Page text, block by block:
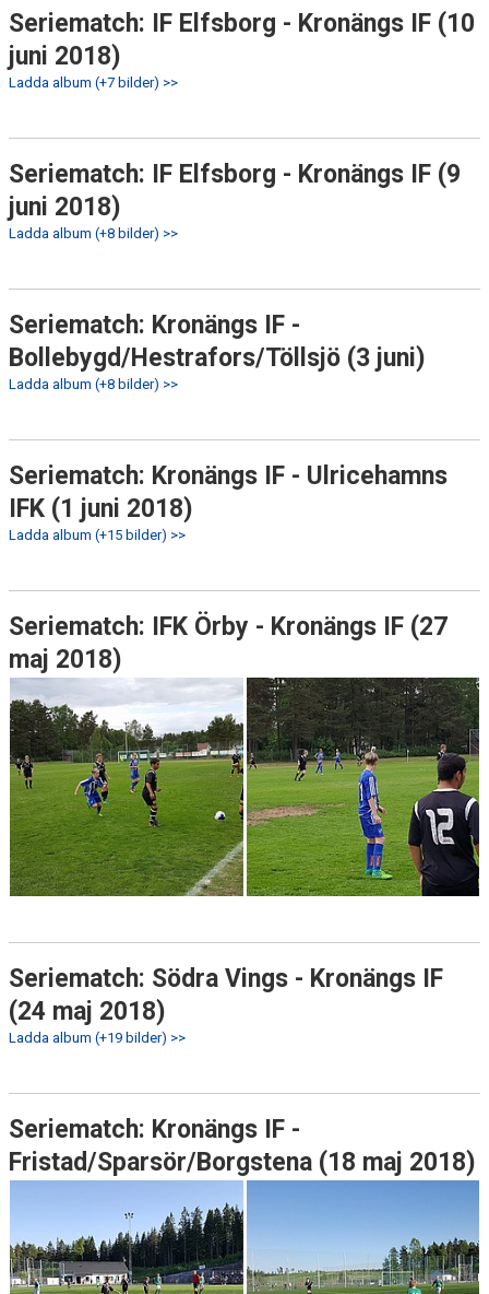
Seriematch: IF Elfsborg - Kronängs IF (10
juni 2018)
Ladda album (+7 bilder) >>
Seriematch: IF Elfsborg - Kronängs IF (9
juni 2018)
Ladda album (+8 bilder) >>
Seriematch: Kronängs IF -
Bollebygd/Hestrafors/Töllsjö (3 juni)
Ladda album (+8 bilder) >>
Seriematch: Kronängs IF - Ulricehamns
IFK (1 juni 2018)
Ladda album (+15 bilder) >>
Seriematch: IFK Örby - Kronängs IF (27
maj 2018)
Seriematch: Södra Vings - Kronängs IF
(24 maj 2018)
Ladda album (+19 bilder) >>
Seriematch: Kronängs IF -
Fristad/Sparsör/Borgstena (18 maj 2018)